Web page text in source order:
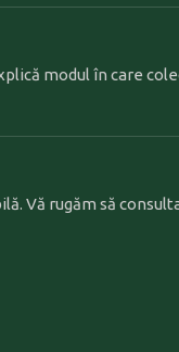
modul în care
Vă rugăm să